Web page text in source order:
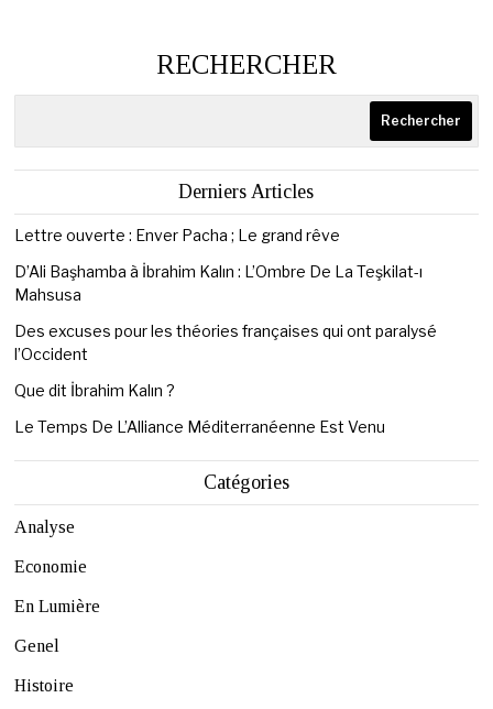
RECHERCHER
Rechercher
Derniers Articles
Lettre ouverte : Enver Pacha ; Le grand rêve
D’Ali Başhamba à İbrahim Kalın : L’Ombre De La Teşkilat-ı
Mahsusa
Des excuses pour les théories françaises qui ont paralysé
l’Occident
Que dit İbrahim Kalın ?
Le Temps De L’Alliance Méditerranéenne Est Venu
Catégories
Analyse
Economie
En Lumière
Genel
Histoire